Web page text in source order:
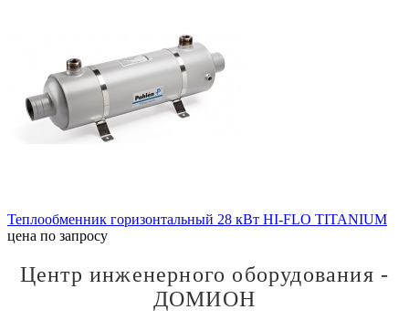
Теплообменник горизонтальный 28 кВт HI-FLO TITANIUM
цена по запросу
Центр инженерного оборудования -
ДОМИОН